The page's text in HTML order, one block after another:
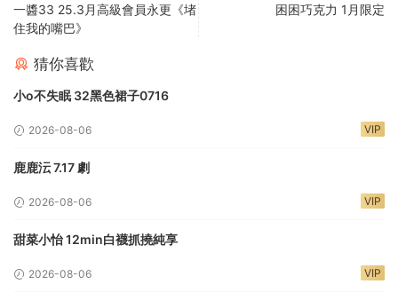
一醬33 25.3月高級會員永更《堵
住我的嘴巴》
困困巧克力 1月限定
猜你喜歡
小o不失眠 32黑色裙子0716
2026-08-06 VIP
鹿鹿沄 7.17 劇
2026-08-06 VIP
甜菜小怡 12min白襪抓撓純享
2026-08-06 VIP